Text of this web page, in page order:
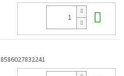
8586027832241